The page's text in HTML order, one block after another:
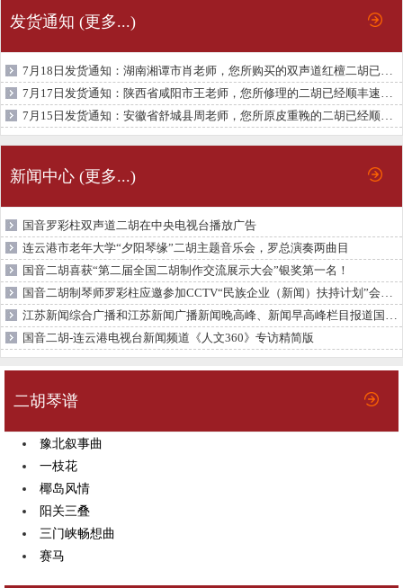
发货通知 (更多...)
7月18日发货通知：湖南湘谭市肖老师，您所购买的双声道红檀二胡已经顺丰速运发出，物流单号为：SF1518764412819， 请注意查收
7月17日发货通知：陕西省咸阳市王老师，您所修理的二胡已经顺丰速运发出，物流单号为：SF1504927011396， 请注意查收
7月15日发货通知：安徽省舒城县周老师，您所原皮重鞔的二胡已经顺丰速运发出，物流单号为：SF1504927011387， 请注意查收
新闻中心 (更多...)
国音罗彩柱双声道二胡在中央电视台播放广告
连云港市老年大学“夕阳琴缘”二胡主题音乐会，罗总演奏两曲目
国音二胡喜获“第二届全国二胡制作交流展示大会”银奖第一名！
国音二胡-连云港电视台新闻频道《人文360》专访精简版
二胡琴谱
豫北叙事曲
一枝花
椰岛风情
阳关三叠
三门峡畅想曲
赛马